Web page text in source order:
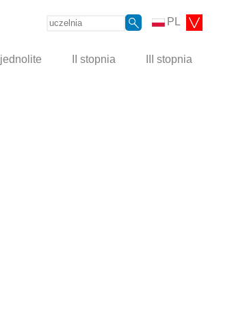
PL
jednolite II stopnia III stopnia